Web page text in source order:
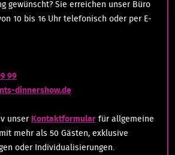
gewünscht? Sie erreichen unser Büro
10 bis 16 Uhr telefonisch oder per E-
99
dinnershow.de
unser Kontaktformular für allgemeine
mehr als 50 Gästen, exklusive
oder Individualisierungen.